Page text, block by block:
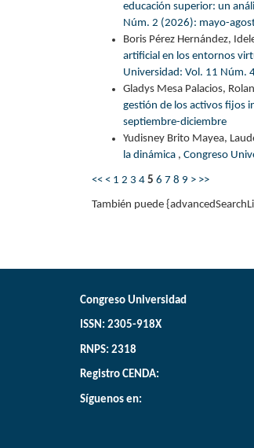
educación superior: un
Núm. 2 (2026): mayo-
Boris Pérez Hernández,
artificial en los entornos
Universidad: Vol. 11 Núm.
Gladys Mesa Palacios,
gestión de los activos fijos
septiembre-diciembre
Yudisney Brito Mayea,
la dinámica , Congreso
<< < 1 2 3 4 5 6 7 8 9 > >>
También puede
Congreso Universidad
ISSN: 2305-918X
RNPS: 2318
Registro CENDA:
Síguenos en: